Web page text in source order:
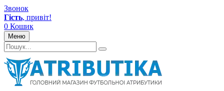
Звонок
Гість, привіт!
0 Кошик
Меню